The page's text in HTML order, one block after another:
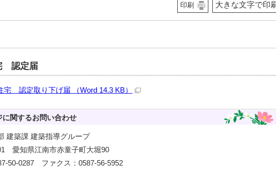
印刷 大きな文字で印
認定届
宅 認定取り下げ届 （Word 14.3 KB）
に関するお問い合わせ
建築課 建築指導グループ
愛知県江南市赤童子町大堀90
50-0287 ファクス：0587-56-5952